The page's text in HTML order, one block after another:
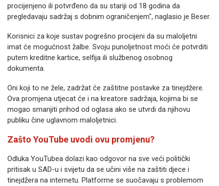
procijenjeno ili potvrđeno da su stariji od 18 godina da
pregledavaju sadržaj s dobnim ograničenjem", naglasio je Beser.
Korisnici za koje sustav pogrešno procijeni da su maloljetni
imat će mogućnost žalbe. Svoju punoljetnost moći će potvrditi
putem kreditne kartice, selfija ili službenog osobnog
dokumenta.
Oni koji to ne žele, zadržat će zaštitne postavke za tinejdžere.
Ova promjena utjecat će i na kreatore sadržaja, kojima bi se
mogao smanjiti prihod od oglasa ako se utvrdi da njihovu
publiku čine uglavnom maloljetnici.
Zašto YouTube uvodi ovu promjenu?
Odluka YouTubea dolazi kao odgovor na sve veći politički
pritisak u SAD-u i svijetu da se učini više na zaštiti djece i
tinejdžera na internetu. Platforme se suočavaju s problemom